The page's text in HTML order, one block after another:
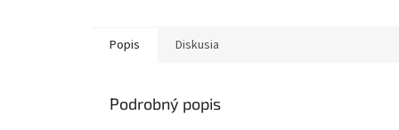
Popis Diskusia
Podrobný popis